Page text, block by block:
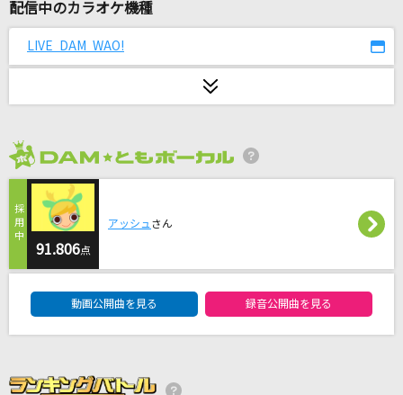
[生音]長い夜
スターマイン
乃木坂46
[生音]ツキミソウ
シャボン
原 由子
花束のかわりにメロディーを
配信中のカラオケ機種
LIVE DAM WAO!
91.806点
アッシュ さん
動画公開曲を見る 録音公開曲を見る